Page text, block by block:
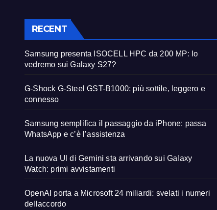
RECENT
Samsung presenta ISOCELL HPC da 200 MP: lo
vedremo sui Galaxy S27?
G-Shock G-Steel GST-B1000: più sottile, leggero e
connesso
Samsung semplifica il passaggio da iPhone: passa
WhatsApp e c’è l’assistenza
La nuova UI di Gemini sta arrivando sui Galaxy
Watch: primi avvistamenti
OpenAI porta a Microsoft 24 miliardi: svelati i numeri
dellaccordo